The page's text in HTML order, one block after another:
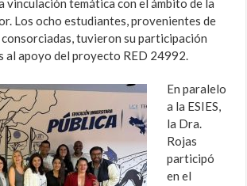
vinculación temática con el ámbito de la
Los ocho estudiantes, provenientes de
tuvieron su participación
al apoyo del proyecto RED 24992.
En paralelo
a la ESIES,
la Dra.
Rojas
participó
en el